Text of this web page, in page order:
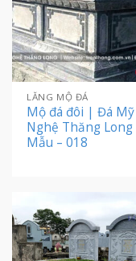
LĂNG MỘ ĐÁ
Mộ đá đôi | Đá Mỹ
Nghệ Thăng Long
Mẫu – 018